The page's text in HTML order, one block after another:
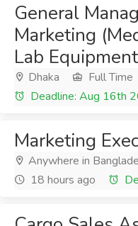
General
Marketing
Lab
Dhaka Full Time
Deadline: Aug 16th
Marketing
Anywhere in
18 hours ago